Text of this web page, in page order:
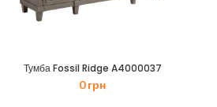
Тумба Fossil Ridge A4000037
0грн